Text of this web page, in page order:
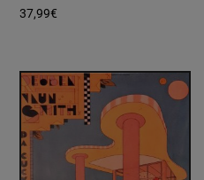
37,99€